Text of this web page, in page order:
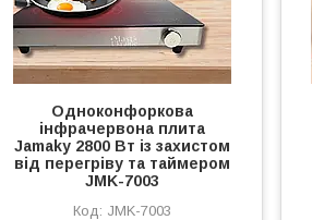
Одноконфоркова
інфрачервона плита
Jamaky 2800 Вт із захистом
від перегріву та таймером
JMK-7003
JMK-7003